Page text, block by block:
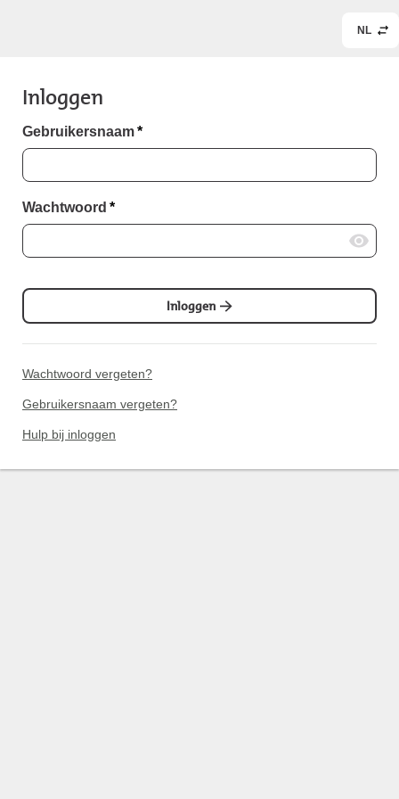
NL
Inloggen
Gebruikersnaam*
Wachtwoord *
Inloggen
Wachtwoord vergeten?
Gebruikersnaam vergeten?
Hulp bij inloggen